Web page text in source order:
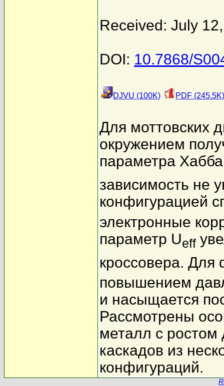
Received: July
DOI: 10.7868/
DJVU (100K) PDF (245.5K)
Для моттовских
окружением
параметра
зависимость не
конфигурацией
электронные
параметр Ueff
кроссовера. Для
повышением
и насыщается
Рассмотрены
металл с ростом
каскадов из
конфигураций.